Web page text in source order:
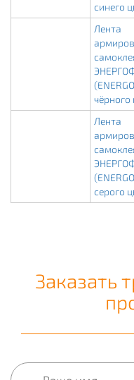
синего
Лента
чёрного
Лента
серого
Заказать